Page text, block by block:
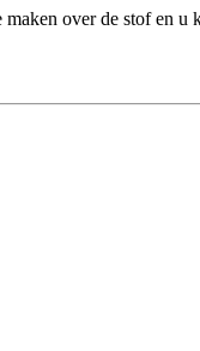
over de stof en u